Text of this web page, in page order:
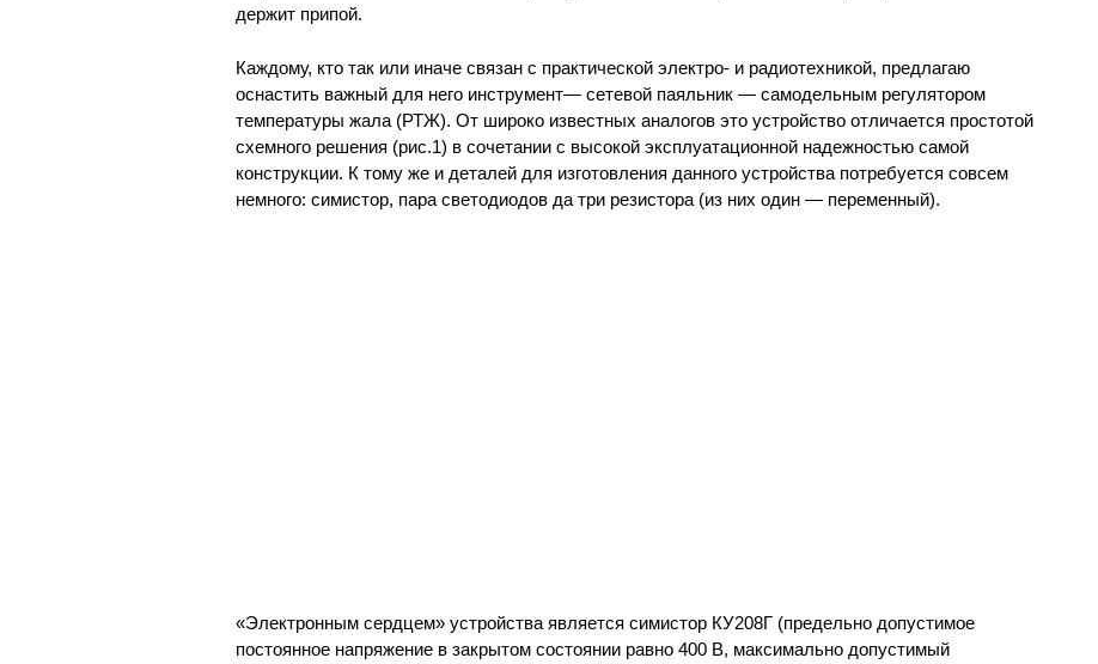
держит припой.
Каждому, кто так или иначе связан с практической электро- и радиотехникой, предлагаю
оснастить важный для него инструмент— сетевой паяльник — самодельным регулятором
температуры жала (РТЖ). От широко известных аналогов это устройство отличается простотой
схемного решения (рис.1) в сочетании с высокой эксплуатационной надежностью самой
конструкции. К тому же и деталей для изготовления данного устройства потребуется совсем
немного: симистор, пара светодиодов да три резистора (из них один — переменный).
«Электронным сердцем» устройства является симистор КУ208Г (предельно допустимое
постоянное напряжение в закрытом состоянии равно 400 В, максимально допустимый